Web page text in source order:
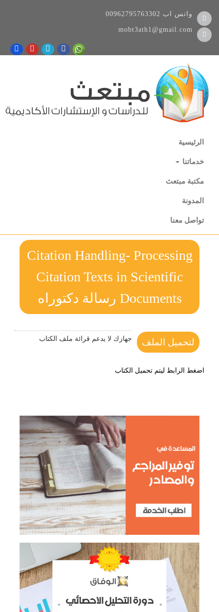
00962795763302 واتس اب
mobt3ath1@gmail.com
الرئيسية
خدماتنا
مكتبة مبتعث
المدونة
تواصل معنا
Citation Handling- Processing
Citation Texts in Scientific
Documents رسالة دكتوراه
لتحميل الملف جهازك لا يدعم قرائة ملف الكتاب
اضغط الرابط ليتم تحميل الكتاب